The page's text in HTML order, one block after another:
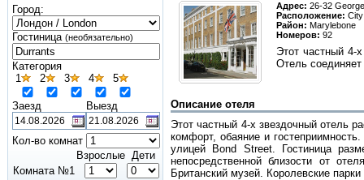
Город:
Гостиница (необязательно)
Категория
1
2 3 4 5
Заезд Выезд
Кол-во комнат
Взрослые Дети
Комната №1
Адрес: 26-32
Расположение:
Район: Marylebone
Номеров: 92
Этот частный 4-
Отель
Описание отеля
Этот частный 4-х звездочный отель
комфорт, обаяние и
улицей Bond Street. Гостиница
непосредственной близости от
Британский музей. Королевские